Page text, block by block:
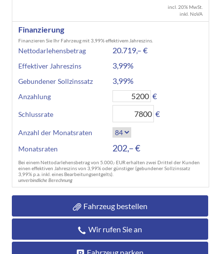
incl. 20% MwSt.
inkl. NoVA
Finanzierung
Finanzieren Sie Ihr Fahrzeug mit 3,99% effektivem Jahreszins.
Nettodarlehensbetrag 20.719,– €
Effektiver Jahreszins 3,99%
Gebundener Sollzinssatz 3,99%
Anzahlung €
Schlussrate €
Anzahl der Monatsraten
Monatsraten
202,– €
Bei einem Nettodarlehensbetrag von 5.000,- EUR erhalten zwei Drittel der Kunden
einen effektiven Jahreszins von 3,99% oder günstiger (gebundener Sollzinssatz
3,99% p.a. inkl. eines Bearbeitungsentgelts).
unverbindliche Berechnung
Fahrzeug bestellen
Wir rufen Sie an
Fahrzeug parken